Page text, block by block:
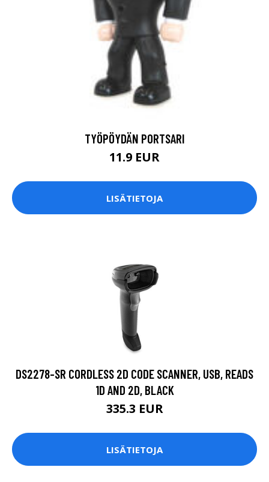
TYÖPÖYDÄN PORTSARI
11.9 EUR
LISÄTIETOJA
DS2278-SR CORDLESS 2D CODE SCANNER, USB, READS
1D AND 2D, BLACK
335.3 EUR
LISÄTIETOJA